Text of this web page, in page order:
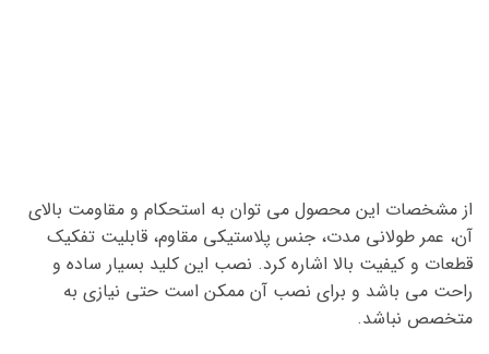
از مشخصات این محصول می توان به استحکام و مقاومت بالای
آن، عمر طولانی مدت، جنس پلاستیکی مقاوم، قابلیت تفکیک
قطعات و کیفیت بالا اشاره کرد. نصب این کلید بسیار ساده و
راحت می باشد و برای نصب آن ممکن است حتی نیازی به
متخصص نباشد.